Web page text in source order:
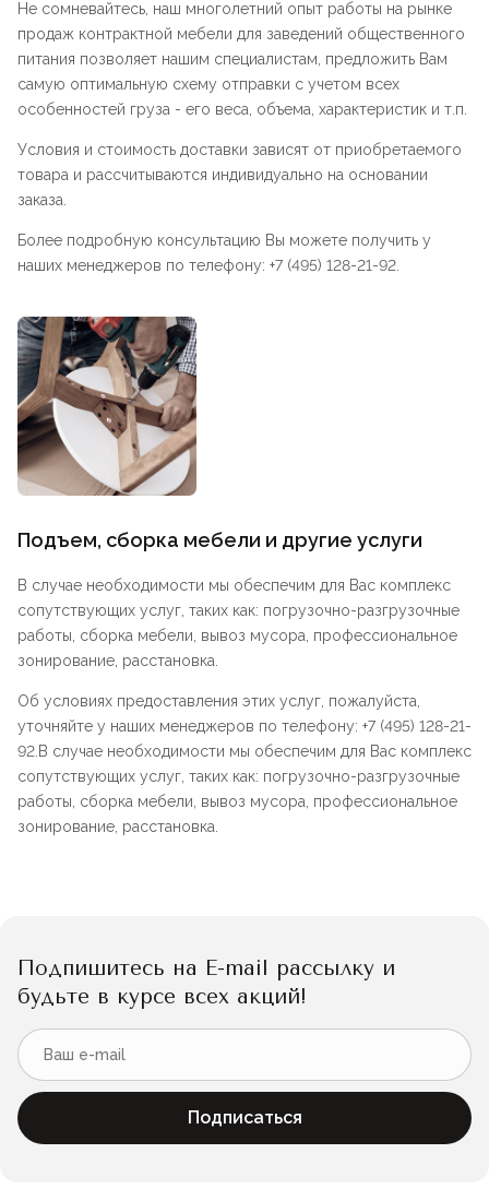
Не сомневайтесь, наш многолетний опыт работы на рынке
продаж контрактной мебели для заведений общественного
питания позволяет нашим специалистам, предложить Вам
самую оптимальную схему отправки с учетом всех
особенностей груза - его веса, объема, характеристик и т.п.
Условия и стоимость доставки зависят от приобретаемого
товара и рассчитываются индивидуально на основании
заказа.
Более подробную консультацию Вы можете получить у
наших менеджеров по телефону: +7 (495) 128-21-92.
Подъем, сборка мебели и другие услуги
В случае необходимости мы обеспечим для Вас комплекс
сопутствующих услуг, таких как: погрузочно-разгрузочные
работы, сборка мебели, вывоз мусора, профессиональное
зонирование, расстановка.
Об условиях предоставления этих услуг, пожалуйста,
уточняйте у наших менеджеров по телефону: +7 (495) 128-21-
92.В случае необходимости мы обеспечим для Вас комплекс
сопутствующих услуг, таких как: погрузочно-разгрузочные
работы, сборка мебели, вывоз мусора, профессиональное
зонирование, расстановка.
Подпишитесь на E-mail рассылку и
будьте в курсе всех акций!
Подписаться